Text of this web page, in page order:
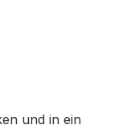
und in ein